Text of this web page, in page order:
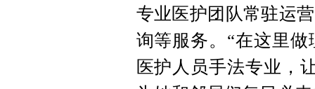
专业医护团队常驻运
询等服务。“在这里
医护人员手法专业，